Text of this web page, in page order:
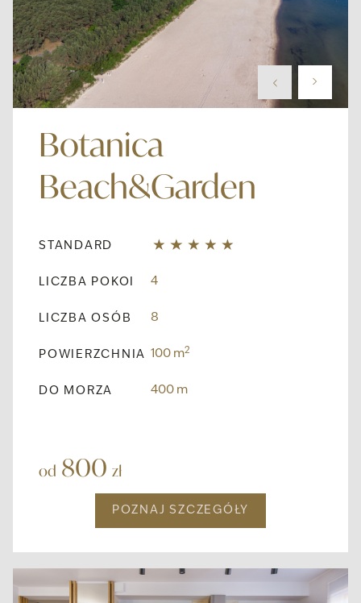
Botanica
Beach&Garden
STANDARD
LICZBA POKOI 4
LICZBA OSÓB 8
POWIERZCHNIA 100 m2
DO MORZA 400 m
od 800 zł
POZNAJ SZCZEGÓŁY